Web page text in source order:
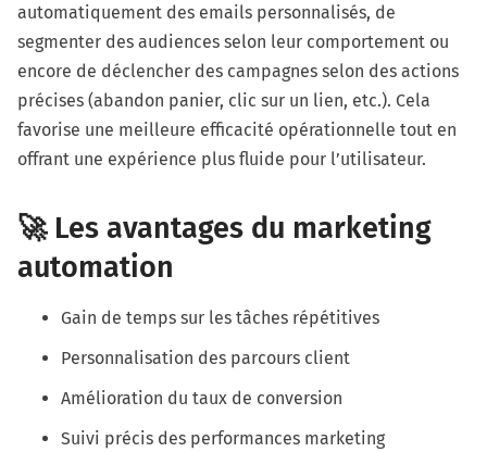
automatiquement des emails personnalisés, de
segmenter des audiences selon leur comportement ou
encore de déclencher des campagnes selon des actions
précises (abandon panier, clic sur un lien, etc.). Cela
favorise une meilleure efficacité opérationnelle tout en
offrant une expérience plus fluide pour l’utilisateur.
🚀 Les avantages du marketing
automation
Gain de temps sur les tâches répétitives
Personnalisation des parcours client
Amélioration du taux de conversion
Suivi précis des performances marketing